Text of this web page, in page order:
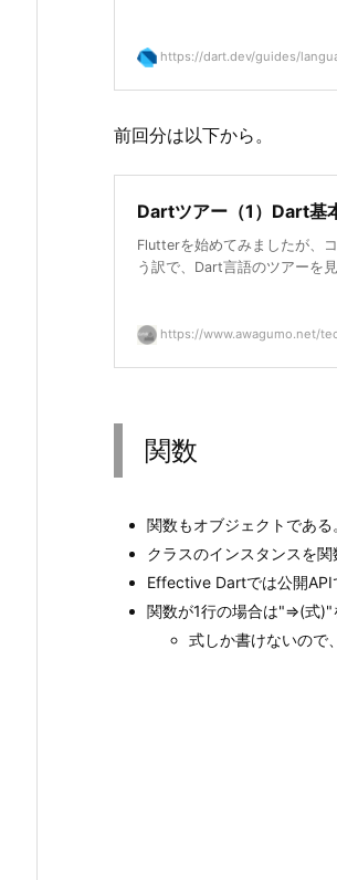
https://dart.dev/guides/
前回分は以下から。
Dartツアー（1）Dart基
Flutterを始めてみましたが、
う訳で、Dart言語のツアーを
https://www.awagumo.net/
関数
関数もオブジェクトである
クラスのインスタンスを関
Effective Dartでは公開API
関数が1行の場合は"=>(式
式しか書けないので